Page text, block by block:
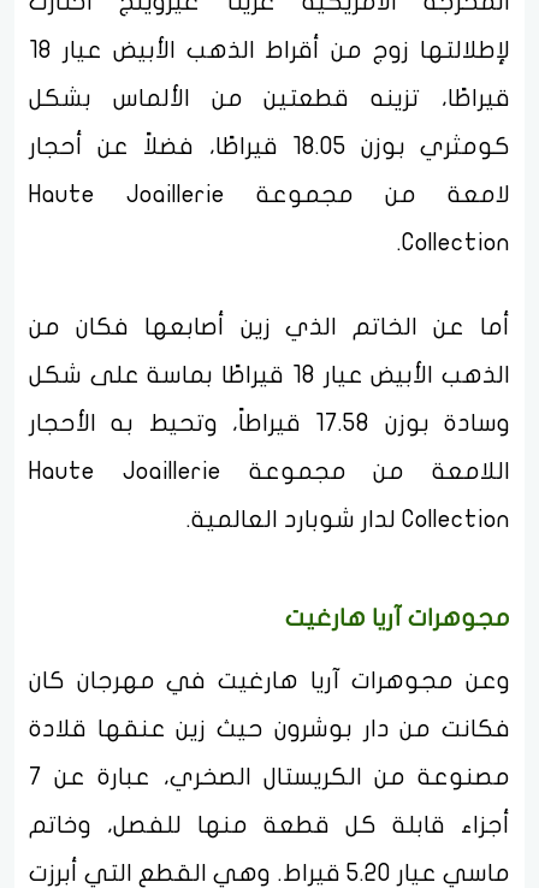
لإطلالتها زوج من أقراط الذهب الأبيض عيار 18
قيراطًا، تزينه قطعتين من الألماس بشكل
كومثري بوزن 18.05 قيراطًا، فضلاً عن أحجار
لامعة من مجموعة Haute Joaillerie
Collection.
أما عن الخاتم الذي زين أصابعها فكان من
الذهب الأبيض عيار 18 قيراطًا بماسة على شكل
وسادة بوزن 17.58 قيراطاً، وتحيط به الأحجار
اللامعة من مجموعة Haute Joaillerie
Collection لدار شوبارد العالمية.
مجوهرات آريا هارغيت
وعن مجوهرات آريا هارغيت في مهرجان كان
فكانت من دار بوشرون حيث زين عنقها قلادة
مصنوعة من الكريستال الصخري، عبارة عن 7
أجزاء قابلة كل قطعة منها للفصل، وخاتم
ماسي عيار 5.20 قيراط. وهي القطع التي أبرزت